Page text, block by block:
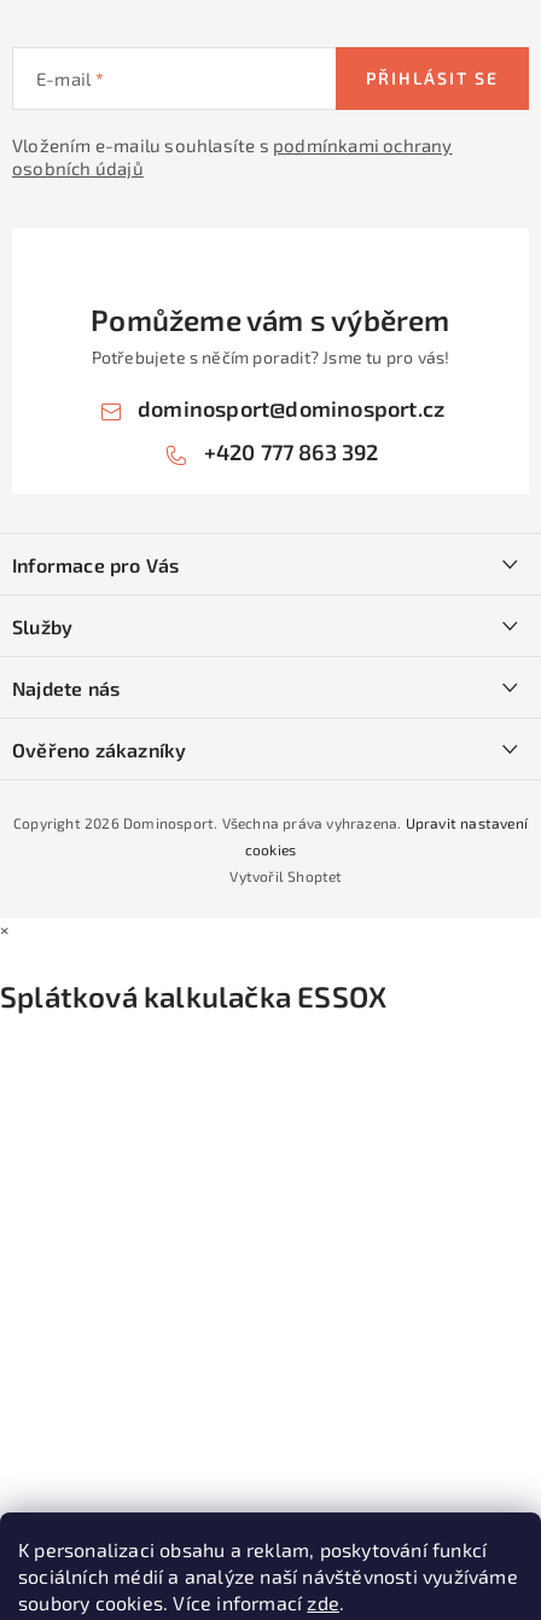
K personalizaci obsahu a reklam, poskytování funkcí
sociálních médií a analýze naší návštěvnosti využíváme
soubory cookies. Více informacízde.
E-mail
Vložením e-mailu souhlasíte s podmínkami ochrany
osobních údajů
PŘIHLÁSIT SE
Pomůžeme vám s výběrem
Potřebujete s něčím poradit? Jsme tu pro vás!
dominosport@dominosport.cz
+420 777 863 392
pInformace pro Vás
Obchodní podmínky
Podmínky GDPR
Podmínky nákupu na splátky ESSOX
Služby
Naše prodejna
Najdete nás
Ověřeno zákazníky
Vytvořil Shoptet
Copyright 2026 Dominosport. Všechna práva vyhrazena. Upravit nastavení
cookies
×
Splátková kalkulačka ESSOX